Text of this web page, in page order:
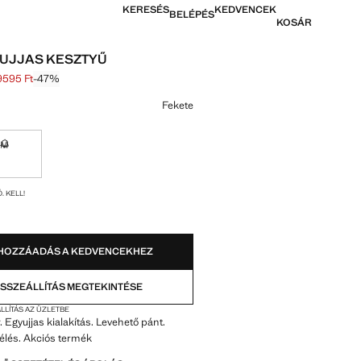
KERESÉSBELÉPÉSKEDVENCEK
KOSÁR
KESZTYŰ
[17 995 Ft ]
Ft ]
Ft-47%
Fekete
Kell!
M
Nem kapható. Kell!
KELL!
A KEDVENCEKHEZ
MEGTEKINTÉSE
AZ ÜZLETBE
Egyujjas kialakítás. Levehető pánt.
Akciós termék